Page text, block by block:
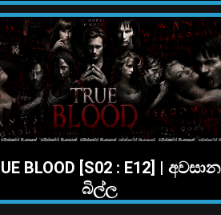
BLOOD [S02 : E12] | අවසාන
බිල්ල